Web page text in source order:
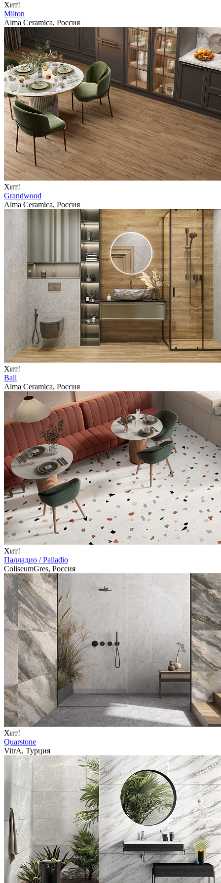
Хит!
Milton
Alma Ceramica, Россия
Хит!
Grandwood
Alma Ceramica, Россия
Хит!
Bali
Alma Ceramica, Россия
Хит!
Палладио / Palladio
ColiseumGres, Россия
Хит!
Quarstone
VitrA, Турция